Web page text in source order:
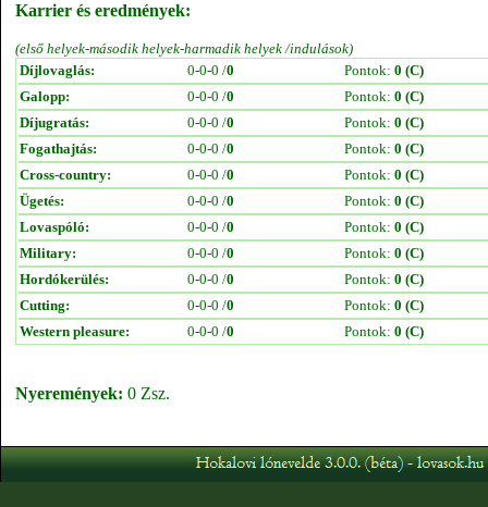
Karrier és eredmények:
(első helyek-második helyek-harmadik helyek /indulások)
Díjlovaglás:
0-0-0 /0 Pontok: 0 (C)
Galopp:
0-0-0 /0 Pontok: 0 (C)
Díjugratás:
0-0-0 /0 Pontok: 0 (C)
Fogathajtás:
0-0-0 /0 Pontok: 0 (C)
Cross-country:
0-0-0 /0 Pontok: 0 (C)
Ügetés:
0-0-0 /0 Pontok: 0 (C)
Lovaspóló:
0-0-0 /0 Pontok: 0 (C)
Military:
0-0-0 /0 Pontok: 0 (C)
Hordókerülés:
0-0-0 /0 Pontok: 0 (C)
Cutting:
0-0-0 /0 Pontok: 0 (C)
Western pleasure:
0-0-0 /0 Pontok: 0 (C)
Nyeremények: 0 Zsz.